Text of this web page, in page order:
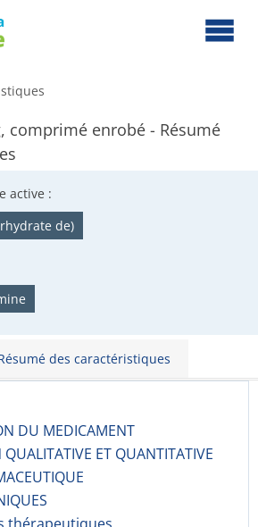
comprimé enrobé - Résumé
active :
de)
des caractéristiques
DU MEDICAMENT
ET QUANTITATIVE